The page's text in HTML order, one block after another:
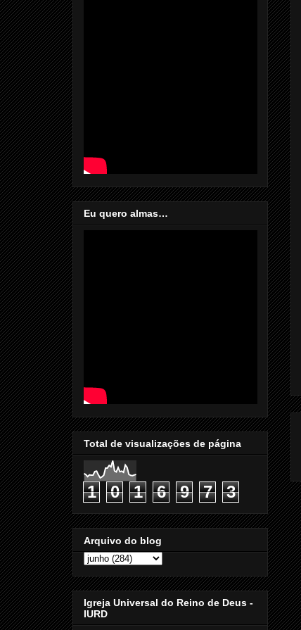
Eu quero almas…
Total de visualizações de página
1 0 1 6 9 7 3
Arquivo do blog
Igreja Universal do Reino de Deus -
IURD